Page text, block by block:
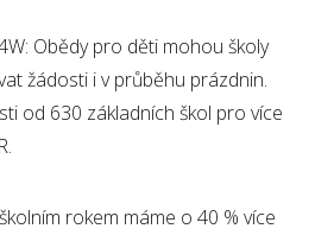
Obědy pro děti mohou školy
žádosti i v průběhu prázdnin.
od 630 základních škol pro více
rokem máme o 40 % více